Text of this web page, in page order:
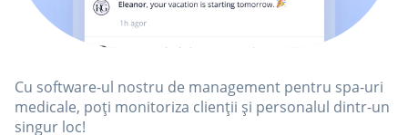
Cu software-ul nostru de management pentru spa-uri
medicale, poți monitoriza clienții și personalul dintr-un
singur loc!